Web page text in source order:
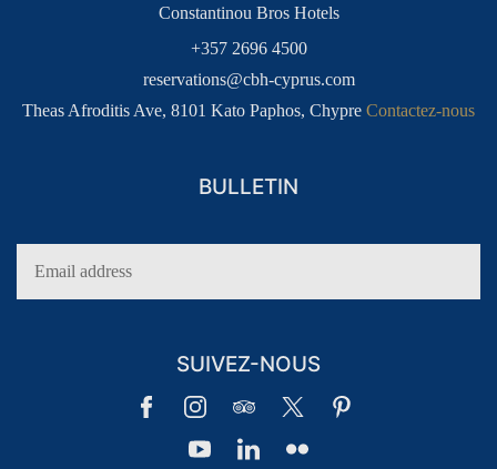
Constantinou Bros Hotels
+357 2696 4500
reservations@cbh-cyprus.com
Theas Afroditis Ave, 8101 Kato Paphos, Chypre Contactez-nous
BULLETIN
SUIVEZ-NOUS